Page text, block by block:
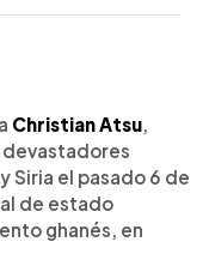
Christian Atsu,
devastadores
Siria el pasado 6 de
de estado
ghanés, en